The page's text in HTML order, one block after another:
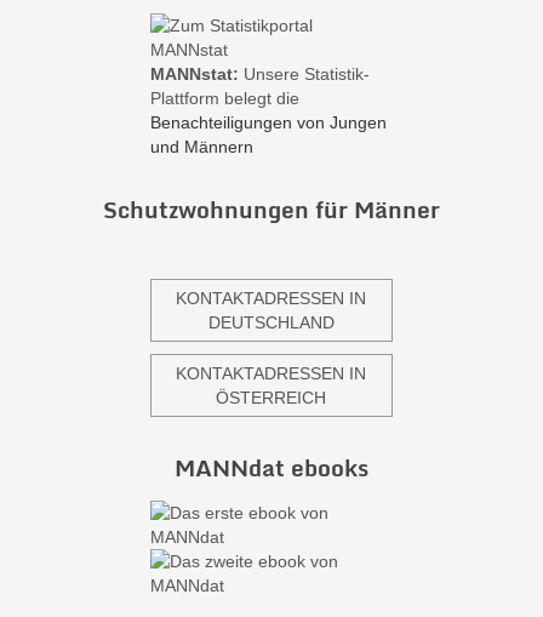
MANNstat: Unsere Statistik-
Plattform belegt die
Benachteiligungen von Jungen
und Männern
Schutzwohnungen für Männer
KONTAKTADRESSEN IN
DEUTSCHLAND
KONTAKTADRESSEN IN
ÖSTERREICH
MANNdat ebooks